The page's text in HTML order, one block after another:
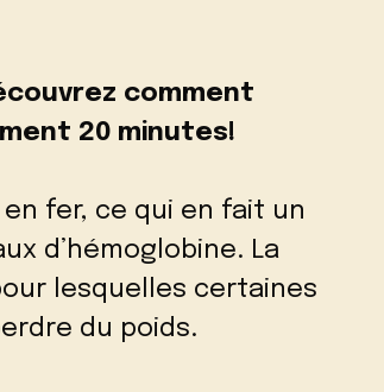
comment
20 minutes!
fer, ce qui en fait un
d’hémoglobine. La
lesquelles certaines
du poids.